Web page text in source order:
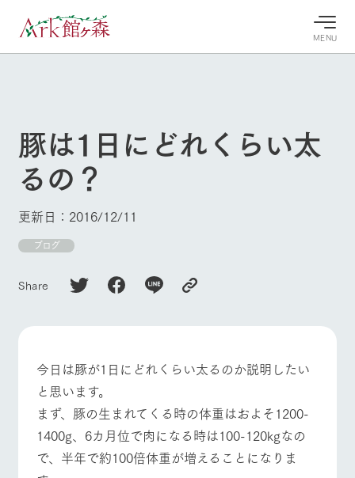
MENU
牧場へ行
く
よく見られている情報
案内
ガーデンの開花
状況などを毎日
ント・フェアの
情報やスケジュ
ガーデン
花のある美しい
自然環境の中、
季節の移り変わ
れあう
触れて、感じ
て、学ぶ。館ヶ
森の雄大な自然
ビティ／
体験
ツリーハウスや
各種体験教室な
ホーム
Ark館ヶ森について
牧場に行く
ArkFarm Wedding
お知らせ
イベント/フェア レストラン/BBQ フラワーガーデン
豚は1日にどれくらい太
るの？
更新日：2016/12/11
ブログ
Share
今日は豚が1日にどれくらい太るのか説明したい
と思います。
まず、豚の生まれてくる時の体重はおよそ1200-
1400g、6カ月位で肉になる時は100-120kgなの
で、半年で約100倍体重が増えることになりま